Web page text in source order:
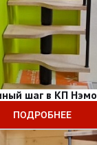
шаг в КП Нэмо
ПОДРОБНЕЕ